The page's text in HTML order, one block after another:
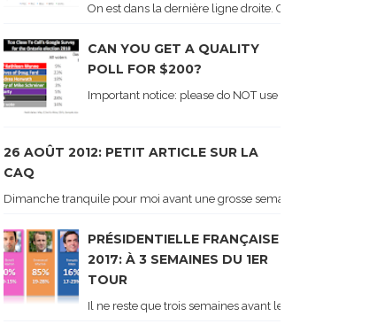
On est dans la dernière ligne droite. On le sait car les
CAN YOU GET A QUALITY
POLL FOR $200?
Important notice: please do NOT use the numbers of
26 AOÛT 2012: PETIT ARTICLE SUR LA
CAQ
Dimanche tranquile pour moi avant une grosse semaine. Voici sur le
PRÉSIDENTIELLE FRANÇAISE
2017: À 3 SEMAINES DU 1ER
TOUR
Il ne reste que trois semaines avant le 1er tour de